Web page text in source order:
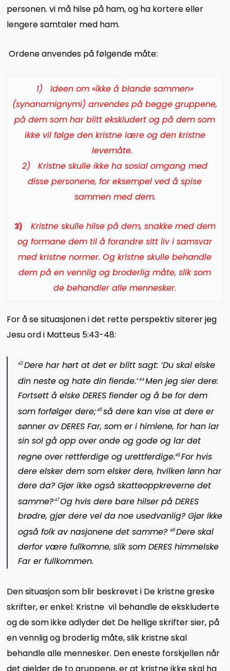
personen. vi må hilse på ham, og ha kortere eller
lengere samtaler med ham.
Ordene anvendes på følgende måte:
1) Ideen om «íkke å blande sammen»
(synanamignymi) anvendes på begge gruppene,
på dem som har blitt ekskludert og på dem som
ikke vil følge den kristne lære og den kristne
levemåte.
2)Kristne skulle ikke ha sosial omgang med
disse personene, for eksempel ved å spise
sammen med dem.
3)
Kristne skulle hilse på dem, snakke med dem
og formane dem til å forandre sitt liv i samsvar
med kristne normer. Og kristne skulle behandle
dem på en vennlig og broderlig måte, slik som
de behandler alle mennesker.
For å se situasjonen i det rette perspektiv siterer jeg
Jesu ord i Matteus 5:43-48:
43 Dere har hørt at det er blitt sagt: ’Du skal elske
din neste og hate din fiende.’44 Men jeg sier dere:
Fortsett å elske DERES fiender og å be for dem
som forfølger dere;45 så dere kan vise at dere er
sønner av DERES Far, som er i himlene, for han lar
sin sol gå opp over onde og gode og lar det
regne over rettferdige og urettferdige.46 For hvis
dere elsker dem som elsker dere, hvilken lønn har
dere da? Gjør ikke også skatteoppkreverne det
samme?47Og hvis dere bare hilser på DERES
brødre, gjør dere vel da noe usedvanlig? Gjør ikke
også folk av nasjonene det samme?48 Dere skal
derfor være fullkomne, slik som DERES himmelske
Far er fullkommen.
Den situasjon som blir beskrevet i De kristne greske
skrifter, er enkel: Kristne vil behandle de ekskluderte
og de som ikke adlyder det De hellige skrifter sier, på
en vennlig og broderlig måte, slik kristne skal
behandle alle mennesker. Den eneste forskjellen når
det gjelder de to gruppene, er at kristne ikke skal ha